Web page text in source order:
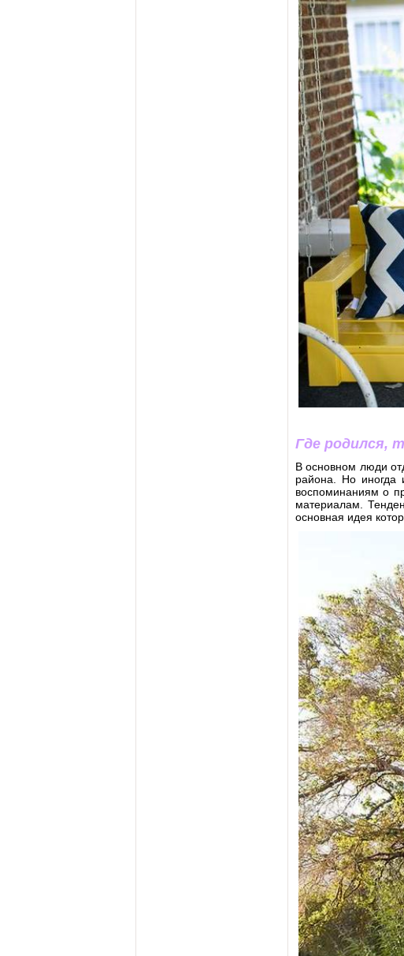
Где родился,
В основном люди
района. Но иногда
воспоминаниям о
материалам.
основная идея